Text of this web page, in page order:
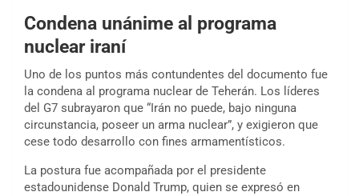
Condena unánime al programa
nuclear iraní
Uno de los puntos más contundentes del documento fue
la condena al programa nuclear de Teherán. Los líderes
del G7 subrayaron que “Irán no puede, bajo ninguna
circunstancia, poseer un arma nuclear”, y exigieron que
cese todo desarrollo con fines armamentísticos.
La postura fue acompañada por el presidente
estadounidense Donald Trump, quien se expresó en